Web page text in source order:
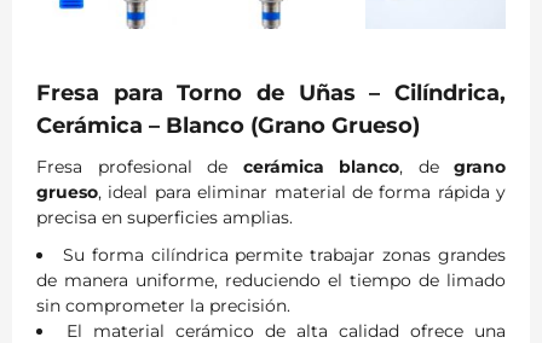
Fresa para Torno de Uñas – Cilíndrica,
Cerámica – Blanco (Grano Grueso)
Fresa profesional de cerámica blanco, de grano
grueso, ideal para eliminar material de forma rápida y
precisa en superficies amplias.
Su forma cilíndrica permite trabajar zonas grandes
de manera uniforme, reduciendo el tiempo de limado
sin comprometer la precisión.
El material cerámico de alta calidad ofrece una